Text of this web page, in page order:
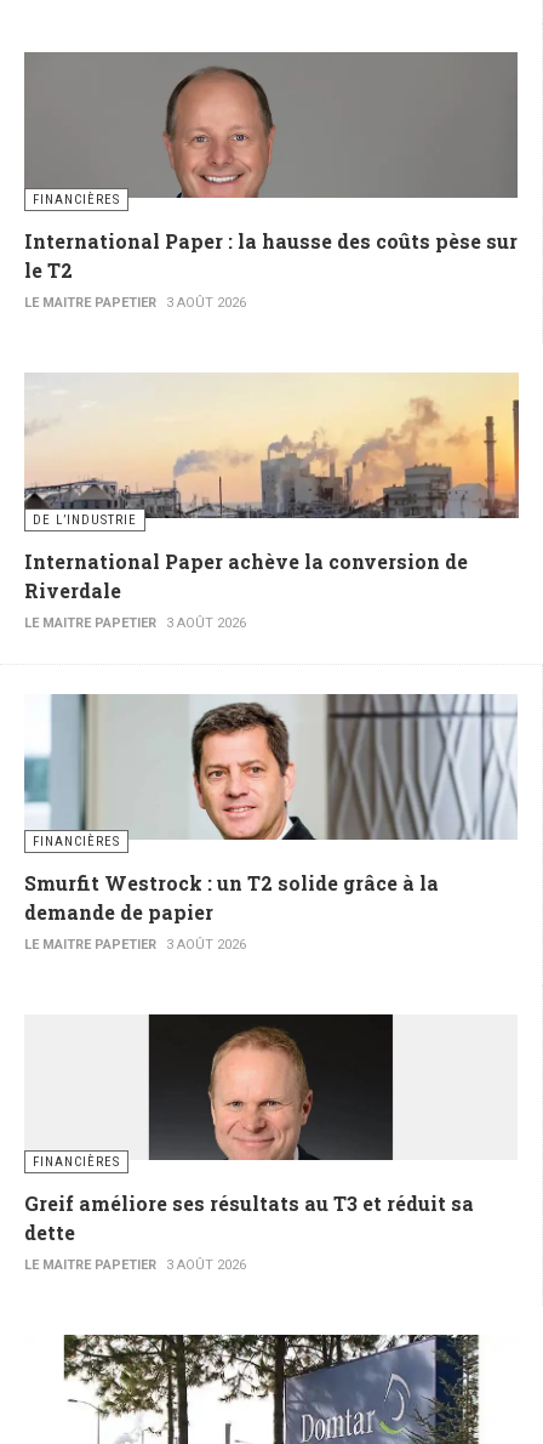
FINANCIÈRES
International Paper : la hausse des coûts pèse sur
le T2
LE MAITRE PAPETIER 3 AOÛT 2026
DE L’INDUSTRIE
International Paper achève la conversion de
Riverdale
LE MAITRE PAPETIER 3 AOÛT 2026
FINANCIÈRES
Smurfit Westrock : un T2 solide grâce à la
demande de papier
LE MAITRE PAPETIER 3 AOÛT 2026
FINANCIÈRES
Greif améliore ses résultats au T3 et réduit sa
dette
LE MAITRE PAPETIER 3 AOÛT 2026